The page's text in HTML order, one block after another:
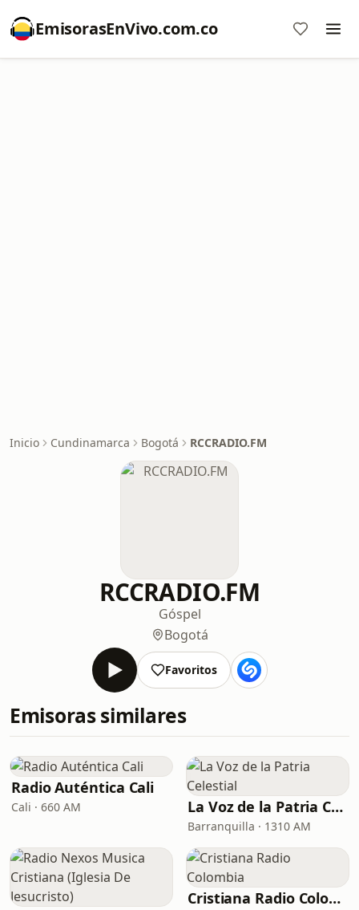
EmisorasEnVivo.com.co
Inicio Cundinamarca Bogotá RCCRADIO.FM
RCCRADIO.FM
Góspel
Bogotá
Favoritos
Emisoras similares
Radio Auténtica Cali
Cali · 660 AM La Voz de la Patria Celestial
Barranquilla · 1310 AM
Cristiana Radio Colombia